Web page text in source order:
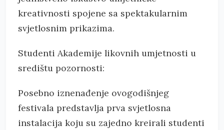
kreativnosti spojene sa spektakularnim
svjetlosnim prikazima.
Studenti Akademije likovnih umjetnosti u
središtu pozornosti:
Posebno iznenađenje ovogodišnjeg
festivala predstavlja prva svjetlosna
instalacija koju su zajedno kreirali studenti